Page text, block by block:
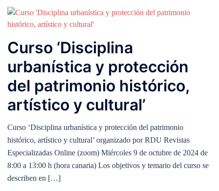
Curso ‘Disciplina
urbanística y protección
del patrimonio histórico,
artístico y cultural’
Curso ‘Disciplina urbanística y protección del patrimonio
histórico, artístico y cultural’ organizado por RDU Revistas
Especializadas Online (zoom) Miércoles 9 de octubre de 2024 de
8:00 a 13:00 h (hora canaria) Los objetivos y temario del curso se
describen en […]